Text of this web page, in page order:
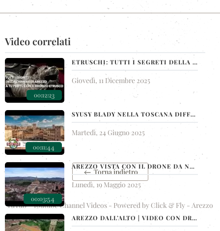
Video correlati
00:12:23
ETRUSCHI: TUTTI I SEGRETI DELLA CHIMERA DI AREZZO AL MUSEO ARCHEOLOGICO DI FIRENZE
Giovedì, 11 Dicembre 2025
00:11:44
SYUSY BLADY NELLA TOSCANA DIFFUSA: AREZZO | WIDESPREAD TUSCANY SLOW TOUR: AREZZO
Martedì, 24 Giugno 2025
00:03:54
AREZZO VISTA CON IL DRONE DA NORD-OVEST | RIPRESE AEREE 4K | CLICK AND FLY TOSCANA
Lunedì, 19 Maggio 2025
AREZZO DALL’ALTO | VIDEO CON DRONE SUL DUOMO E CENTRO STORICO | CLICK AND FLY
Torna indietro
YuTub - Youtube Channel Videos - Powered byClick & Fly - Arezzo